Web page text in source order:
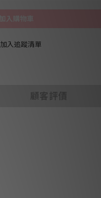
加入追蹤清單
顧客評價